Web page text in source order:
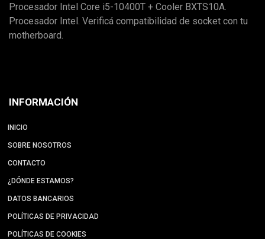
Procesador Intel Core i5-10400T + Cooler BXTS10A.
Procesador Intel. Verificá compatibilidad de socket con tu
motherboard.
INFORMACIÓN
INICIO
SOBRE NOSOTROS
CONTACTO
¿DÓNDE ESTAMOS?
DATOS BANCARIOS
POLÍTICAS DE PRIVACIDAD
POLÍTICAS DE COOKIES